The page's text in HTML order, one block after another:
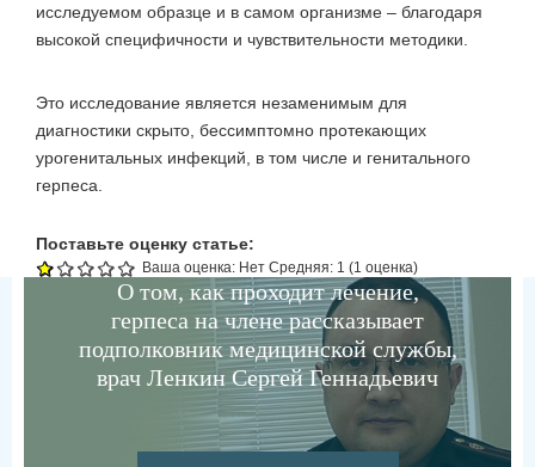
исследуемом образце и в самом организме – благодаря
высокой специфичности и чувствительности методики.
Это исследование является незаменимым для
диагностики скрыто, бессимптомно протекающих
урогенитальных инфекций, в том числе и генитального
герпеса.
Поставьте оценку статье:
Ваша оценка: Нет Средняя: 1 (1 оценка)
О том, как проходит лечение,
герпеса на члене рассказывает
подполковник медицинской службы,
врач Ленкин Сергей Геннадьевич